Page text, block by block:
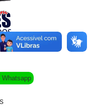
Whatsapp